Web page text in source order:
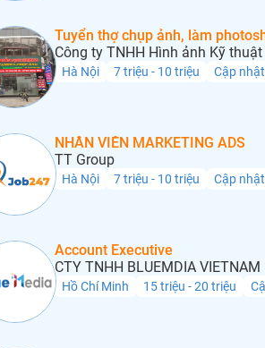
Tuyển thợ chụp ảnh, làm
Công ty TNHH Hình ảnh Kỹ
Hà Nội 7 triệu - 10 triệu Cập
NHÂN VIÊN MARKETING ADS
TT Group
Hà Nội 7 triệu - 10 triệu Cập
Account Executive
CTY TNHH BLUEMDIA VIETNAM
Hồ Chí Minh 15 triệu - 20 triệu